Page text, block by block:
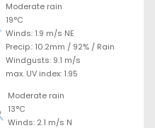
Moderate rain
19°C
Winds: 1.9 m/s NE
Precip.: 10.2mm / 92% / Rain
Windgusts: 9.1 m/s
max. UV index: 1.95
Moderate rain
13°C
Winds: 2.1 m/s N